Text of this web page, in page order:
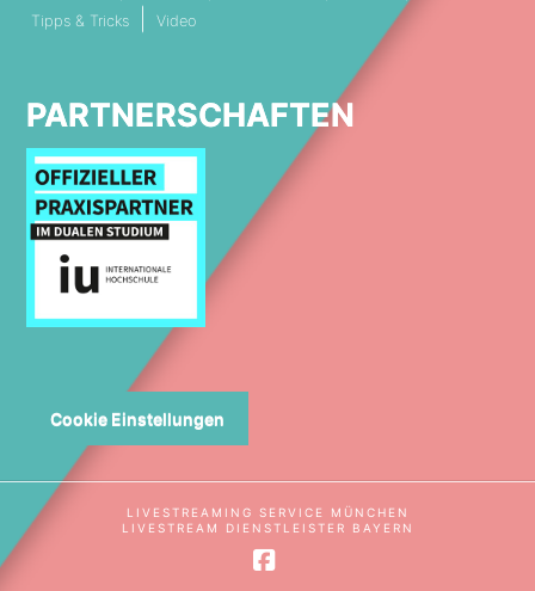
Tipps & Tricks
Video
PARTNERSCHAFTEN
Cookie Einstellungen
LIVESTREAMING SERVICE MÜNCHEN
LIVESTREAM DIENSTLEISTER BAYERN